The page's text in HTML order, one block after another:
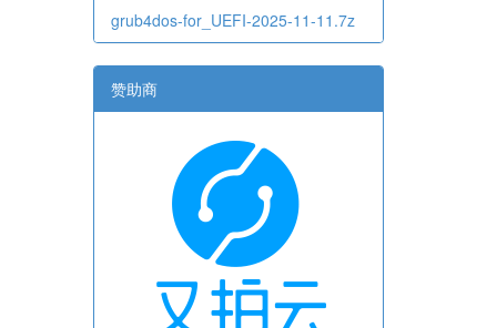
grub4dos-for_UEFI-2025-11-11.7z
赞助商